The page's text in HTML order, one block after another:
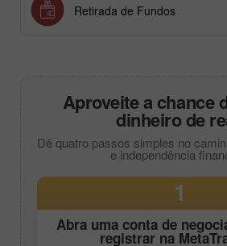
Retirada de Fundos
Aproveite a chance
dinheiro de
Dê quatro passos simples no
e independência
1
Abra uma conta de
registrar na